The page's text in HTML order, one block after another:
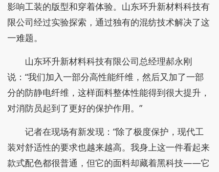
影响工装的版型和穿着体验。山东环升新材料科技有
限公司经过实验探索，通过独有的混纺技术解决了这
一难题。
山东环升新材料科技有限公司总经理郝永刚
说：“我们加入一部分高性能纤维，然后又加了一部
分的防静电纤维，这样面料整体性能得到很大提升，
对消防员起到了更好的保护作用。”
记者在现场有新发现：“除了极度保护，现代工
装对舒适性的要求也越来越高。我身上这一件看起来
款式配色都很普通，但它的面料却藏着黑科技——它